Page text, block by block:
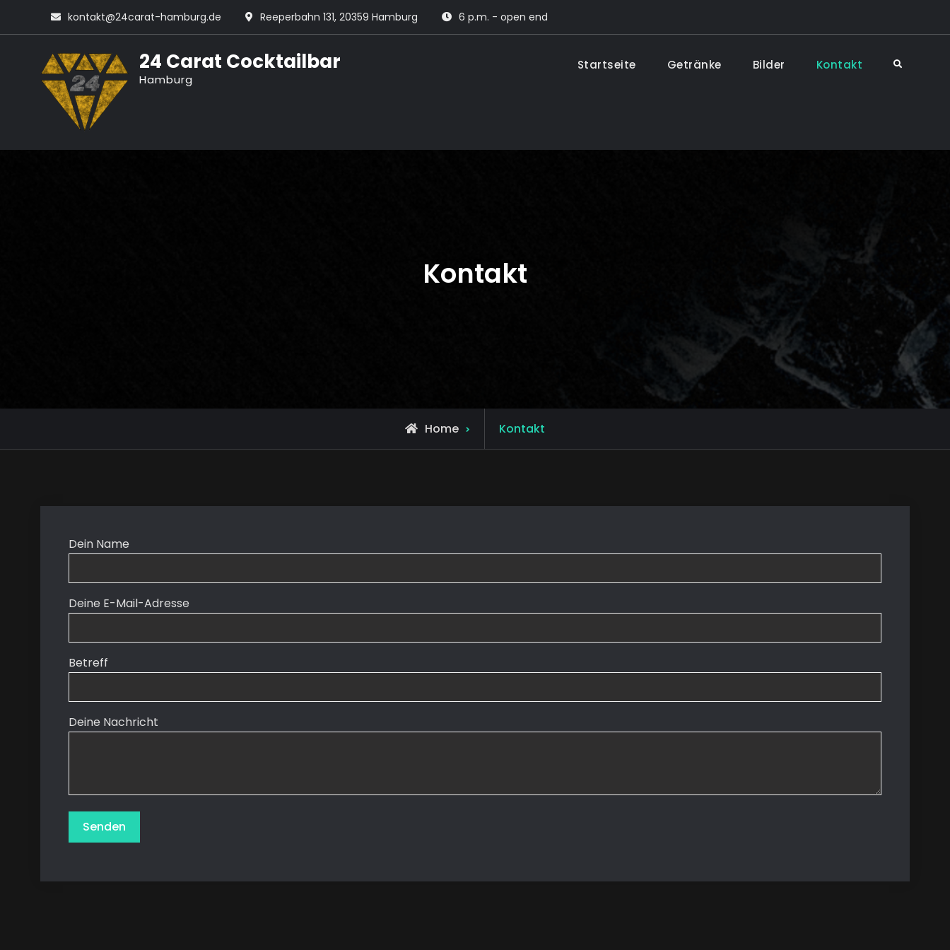
kontakt@24carat-hamburg.de Reeperbahn 131, 20359 Hamburg 6 p.m. - open end
24 Carat Cocktailbar
Hamburg
Startseite Getränke Bilder Kontakt Search
Kontakt
Home Kontakt
Dein Name
Deine E-Mail-Adresse
Betreff
Deine Nachricht